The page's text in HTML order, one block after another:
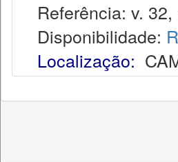
Referência: v.
Disponibilidade:
Localização: